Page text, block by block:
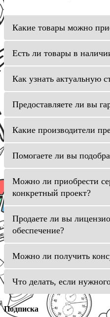
Какие товары можно
Есть ли товары в
Как узнать актуальную
Предоставляете ли вы
Какие производители
Помогаете ли вы
Можно ли приобрести
конкретный проект?
Продаете ли вы
обеспечение?
Можно ли получить
Что делать, если
Подписка